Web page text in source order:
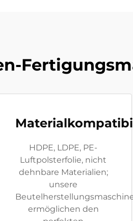
HDPE, LDPE, PE-
Luftpolsterfolie, nicht
dehnbare Materialien;
unsere
ermöglichen den